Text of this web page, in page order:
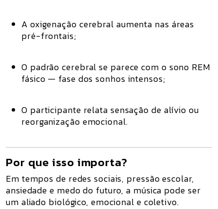
A oxigenação cerebral aumenta nas áreas
pré-frontais;
O padrão cerebralse parece com o sono REM
fásico — fase dos sonhos intensos;
O participante relata sensação de alívio ou
reorganização emocional.
Por que isso importa?
Em tempos de redes sociais, pressão escolar,
ansiedade e medo do futuro, a música pode ser
um aliado biológico, emocional e coletivo.